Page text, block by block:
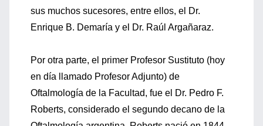
sus muchos sucesores, entre ellos, el Dr.
Enrique B. Demaría y el Dr. Raúl Argañaraz.
Por otra parte, el primer Profesor Sustituto (hoy
en día llamado Profesor Adjunto) de
Oftalmología de la Facultad, fue el Dr. Pedro F.
Roberts, considerado el segundo decano de la